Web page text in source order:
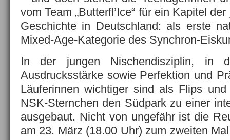
vom Team „Butterfl’Ice“ für ein Kapitel
Geschichte in Deutschland: als erste
Mixed-Age-Kategorie des Synchron-
In der jungen Nischendisziplin, in
Ausdrucksstärke sowie Perfektion und
Läuferinnen wichtiger sind als Flips
NSK-Sternchen den Südpark zu einer
ausgebaut. Nicht von ungefähr ist die
am 23. März (18.00 Uhr) zum zweiten